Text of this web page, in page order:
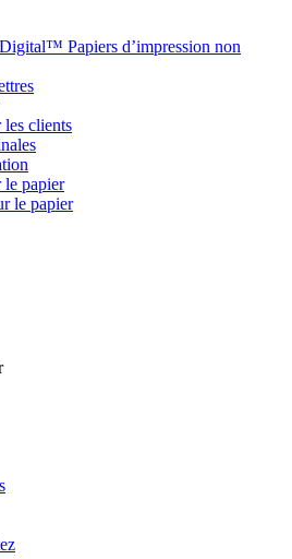
Papiers d’impression non
les clients
le papier
le papier